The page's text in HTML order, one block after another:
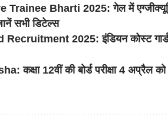
Bharti 2025: गेल में
सभी डिटेल्स
2025: इंडियन कोस्ट
12वीं की बोर्ड परीक्षा 4 अप्रैल को